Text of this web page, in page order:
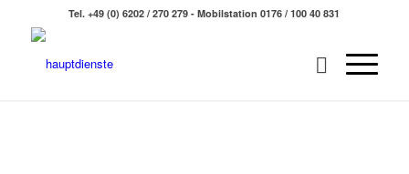
Tel. +49 (0) 6202 / 270 279 - Mobilstation 0176 / 100 40 831